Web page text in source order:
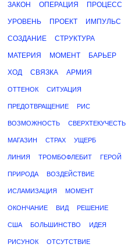
ЗАКОН ОПЕРАЦИЯ ПРОЦЕСС
УРОВЕНЬ ПРОЕКТ ИМПУЛЬС
СОЗДАНИЕ СТРУКТУРА
МАТЕРИЯ МОМЕНТ БАРЬЕР
ХОД СВЯЗКА АРМИЯ
ОТТЕНОК СИТУАЦИЯ
ПРЕДОТВРАЩЕНИЕ РИС
ВОЗМОЖНОСТЬ СВЕРХТЕКУЧЕСТЬ
МАГАЗИН СТРАХ УЩЕРБ
ЛИНИЯ ТРОМБОФЛЕБИТ ГЕРОЙ
ПРИРОДА ВОЗДЕЙСТВИЕ
ИСЛАМИЗАЦИЯ МОМЕНТ
ОКОНЧАНИЕ ВИД РЕШЕНИЕ
США БОЛЬШИНСТВО ИДЕЯ
РИСУНОК ОТСУТСТВИЕ